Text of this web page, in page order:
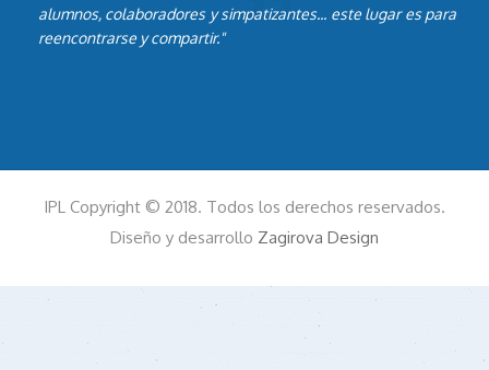
alumnos, colaboradores y simpatizantes... este lugar es para
reencontrarse y compartir."
IPL Copyright © 2018. Todos los derechos reservados.
Diseño y desarrollo Zagirova Design